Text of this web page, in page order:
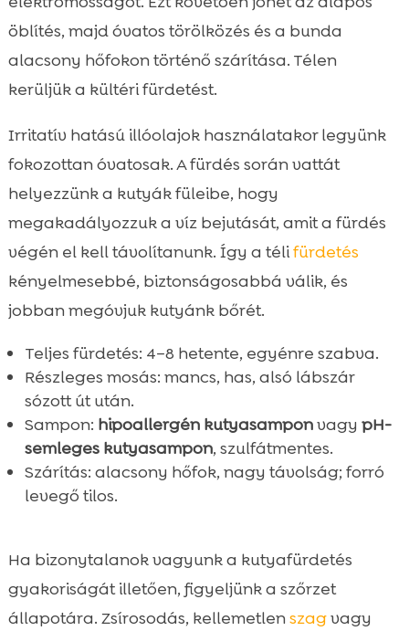
öblítés, majd óvatos törölközés és a bunda
alacsony hőfokon történő szárítása. Télen
kerüljük a kültéri fürdetést.
Irritatív hatású illóolajok használatakor legyünk
fokozottan óvatosak. A fürdés során vattát
helyezzünk a kutyák füleibe, hogy
megakadályozzuk a víz bejutását, amit a fürdés
végén el kell távolítanunk. Így a télifürdetés
kényelmesebbé, biztonságosabbá válik, és
jobban megóvjuk kutyánk bőrét.
Teljes fürdetés: 4–8 hetente, egyénre szabva.
Részleges mosás: mancs, has, alsó lábszár
sózott út után.
Sampon: hipoallergén kutyasamponvagy pH-
semleges kutyasampon, szulfátmentes.
Szárítás: alacsony hőfok, nagy távolság; forró
levegő tilos.
Ha bizonytalanok vagyunk a kutyafürdetés
gyakoriságát illetően, figyeljünk a szőrzet
állapotára. Zsírosodás, kellemetlenszagvagy